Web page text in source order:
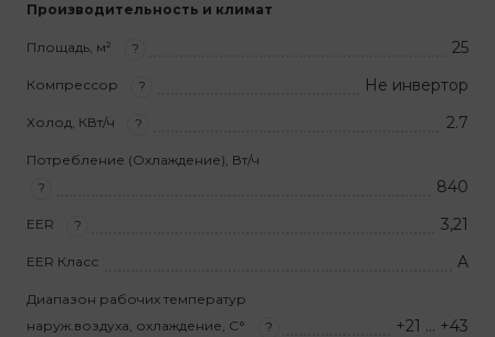
Производительность и климат
Площадь, м² ? 25
Компрессор ? Не инвертор
Холод, КВт/ч ? 2.7
Потребление (Охлаждение), Вт/ч
?
840
EER ? 3,21
EER Класс A
Диапазон рабочих температур
наруж.воздуха, охлаждение, С°
? +21 … +43